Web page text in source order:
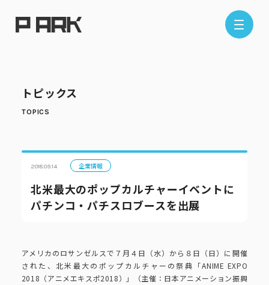
店舗情報
エリアから探す
埼玉エリア
現在地から探す
ピーアークで楽しむ
トピックス
2018.09.14 企業情報
北米最大のポップカルチャーイベントに
パチンコ・パチスロブースを出展
アメリカのロサンゼルスで７月４日（水）から８日（日）に開催
された、北米最大のポップカルチャーの祭典「ANIME EXPO
2018（アニメエキスポ2018）」（主催：日本アニメーション振興